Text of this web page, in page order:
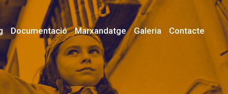
Documentació Marxandatge Galeria Contacte